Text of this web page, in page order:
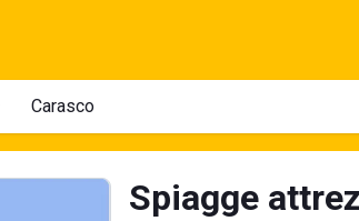
Spiagge